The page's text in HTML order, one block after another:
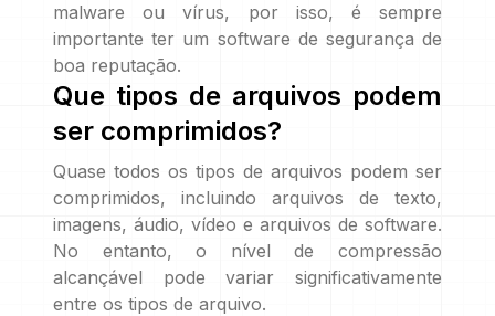
malware ou vírus, por isso, é sempre
importante ter um software de segurança de
boa reputação.
Que tipos de arquivos podem
ser comprimidos?
Quase todos os tipos de arquivos podem ser
comprimidos, incluindo arquivos de texto,
imagens, áudio, vídeo e arquivos de software.
No entanto, o nível de compressão
alcançável pode variar significativamente
entre os tipos de arquivo.